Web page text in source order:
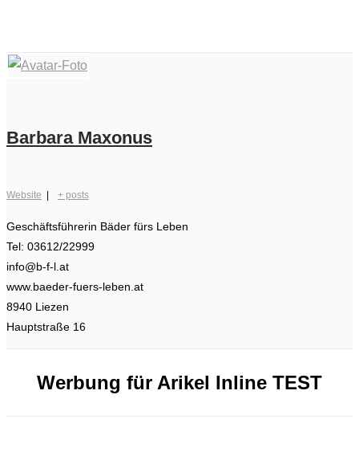
Barbara Maxonus
Website + posts
Geschäftsführerin Bäder fürs Leben
Tel: 03612/22999
info@b-f-l.at
www.baeder-fuers-leben.at
8940 Liezen
Hauptstraße 16
Werbung für Arikel Inline TEST